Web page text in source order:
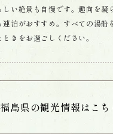
しい絶景も自慢です。趣向を凝
連泊がおすすめ。すべての湯船
きをお過ごしください。
福島県の観光情報は こち